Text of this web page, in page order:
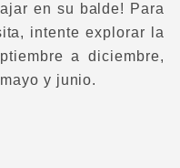
en su balde! Para
intente explorar la
a diciembre,
y junio.